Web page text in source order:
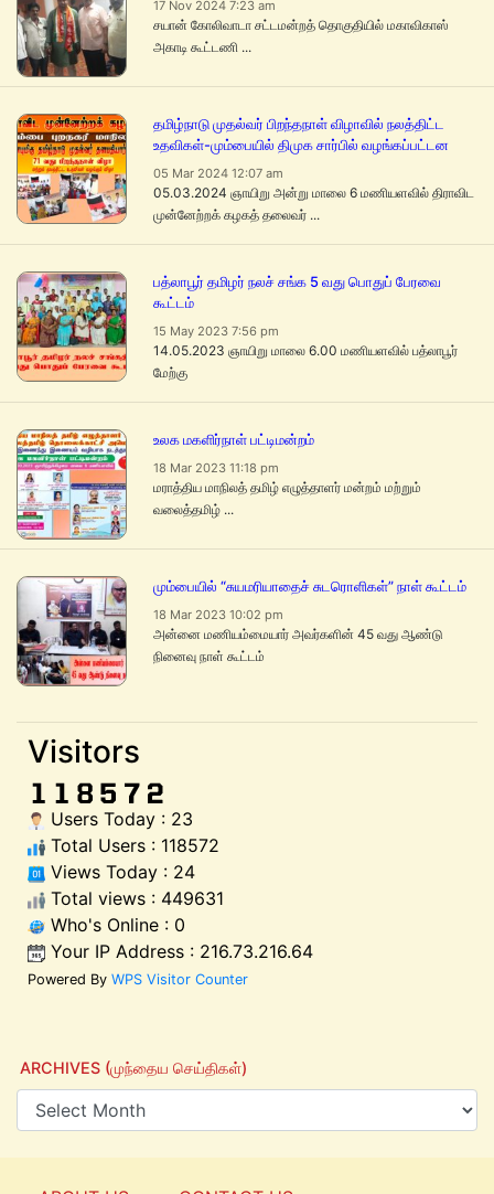
17 Nov 2024 7:23 am
சயான் கோலிவாடா சட்டமன்றத் தொகுதியில் மகாவிகாஸ்
அகாடி கூட்டணி ...
தமிழ்நாடு முதல்வர் பிறந்தநாள் விழாவில் நலத்திட்ட
உதவிகள்-மும்பையில் திமுக சார்பில் வழங்கப்பட்டன
05 Mar 2024 12:07 am
05.03.2024 ஞாயிறு அன்று மாலை 6 மணியளவில் திராவிட
முன்னேற்றக் கழகத் தலைவர் ...
பத்லாபூர் தமிழர் நலச் சங்க 5 வது பொதுப் பேரவை
கூட்டம்
15 May 2023 7:56 pm
14.05.2023 ஞாயிறு மாலை 6.00 மணியளவில் பத்லாபூர்
மேற்கு
உலக மகளிர்நாள் பட்டிமன்றம்
18 Mar 2023 11:18 pm
மராத்திய மாநிலத் தமிழ் எழுத்தாளர் மன்றம் மற்றும்
வலைத்தமிழ் ...
மும்பையில் “சுயமரியாதைச் சுடரொளிகள்” நாள் கூட்டம்
18 Mar 2023 10:02 pm
அன்னை மணியம்மையார் அவர்களின் 45 வது ஆண்டு
நினைவு நாள் கூட்டம்
Visitors
Users Today : 23
Total Users : 118572
Views Today : 24
Total views : 449631
Who's Online : 0
Your IP Address : 216.73.216.64
Powered By WPS Visitor Counter
ARCHIVES (முந்தைய செய்திகள்)